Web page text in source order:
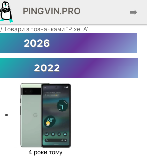
PINGVIN.PRO ➡️
/ Товари з позначками “Pixel A”
2026
2022
4 роки тому